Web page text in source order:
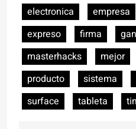
electronica
empresa
expreso
firma
masterhacks
mejor
producto
sistema
surface
tableta